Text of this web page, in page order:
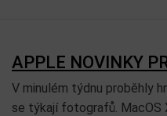
APPLE NOVINKY
V minulém týdnu proběhly
se týkají fotografů. MacOS